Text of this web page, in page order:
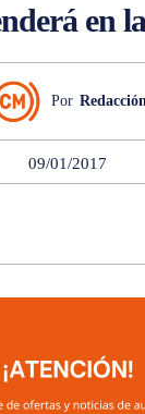
en
Por Redacción
09/01/2017